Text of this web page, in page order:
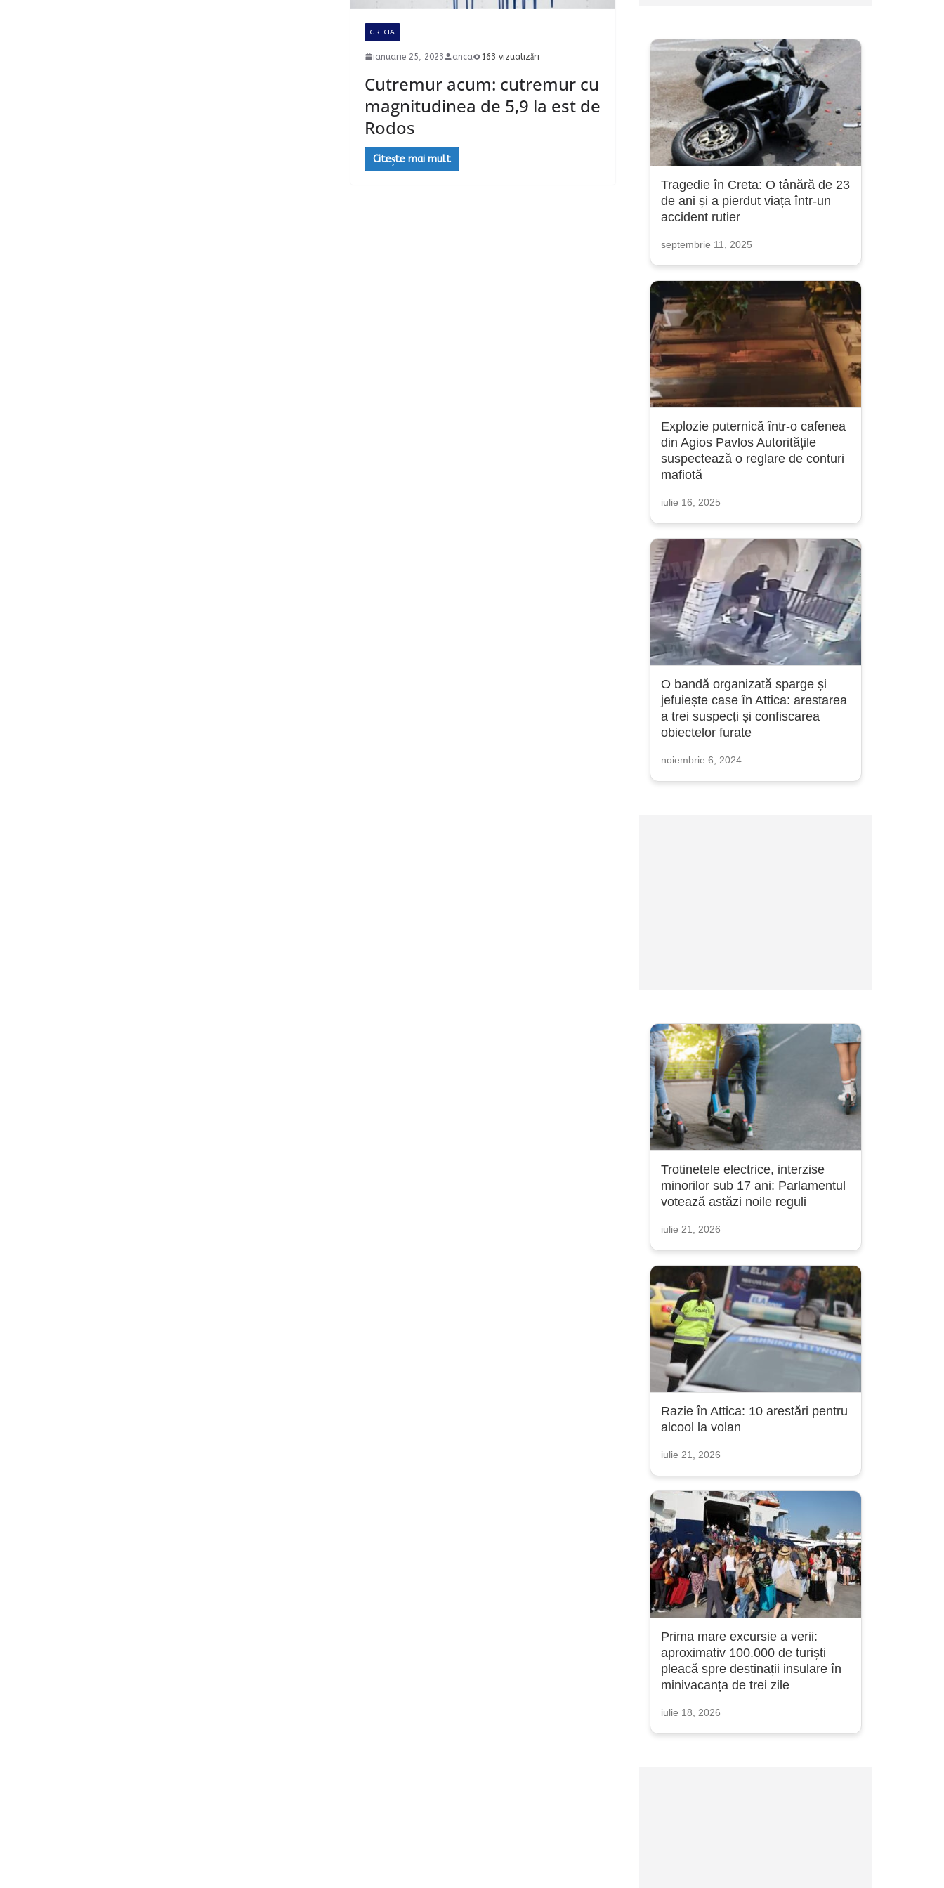
GRECIA
ianuarie 25, 2023 anca 163 vizualizări
Cutremur acum: cutremur cu
magnitudinea de 5,9 la est de
Rodos
Citește mai mult
Tragedie în Creta: O tânără de 23
de ani și a pierdut viața într-un
accident rutier
septembrie 11, 2025
Explozie puternică într-o cafenea
din Agios Pavlos Autoritățile
suspectează o reglare de conturi
mafiotă
iulie 16, 2025
O bandă organizată sparge și
jefuiește case în Attica: arestarea
a trei suspecți și confiscarea
obiectelor furate
noiembrie 6, 2024
Trotinetele electrice, interzise
minorilor sub 17 ani: Parlamentul
votează astăzi noile reguli
iulie 21, 2026
Razie în Attica: 10 arestări pentru
alcool la volan
iulie 21, 2026
Prima mare excursie a verii:
aproximativ 100.000 de turiști
pleacă spre destinații insulare în
minivacanța de trei zile
iulie 18, 2026